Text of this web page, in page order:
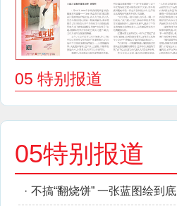
05 特别报道
05特别报道
· 不搞“翻烧饼” 一张蓝图绘到底